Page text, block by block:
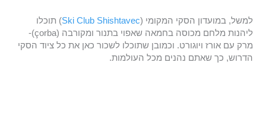
למשל, במועדון הסקי המקומי (Ski Club Shishtavec) תוכלו
ליהנות מלחם מכוסה בחמאה שאפוי בתנור ומקורבה (çorba)-
מרק עם אורז ויוגורט. וכמובן שתוכלו לשכור כאן את כל ציוד הסקי
הדרוש, כך שאתם נהנים מכל העולמות.